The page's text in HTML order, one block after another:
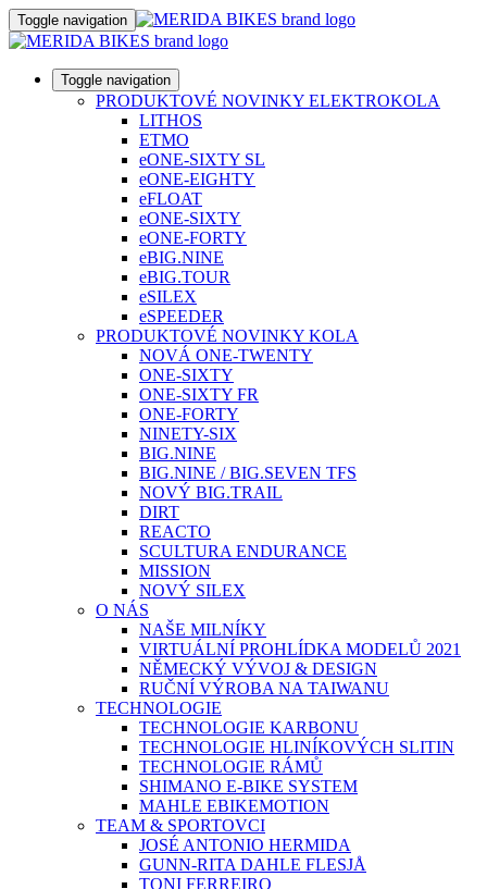
Toggle navigation
Toggle navigation
PRODUKTOVÉ NOVINKY ELEKTROKOLA
LITHOS
ETMO
eONE-SIXTY SL
eONE-EIGHTY
eFLOAT
eONE-SIXTY
eONE-FORTY
eBIG.NINE
eBIG.TOUR
eSILEX
eSPEEDER
PRODUKTOVÉ NOVINKY KOLA
NOVÁ ONE-TWENTY
ONE-SIXTY
ONE-SIXTY FR
ONE-FORTY
NINETY-SIX
BIG.NINE
BIG.NINE / BIG.SEVEN TFS
NOVÝ BIG.TRAIL
DIRT
REACTO
SCULTURA ENDURANCE
MISSION
NOVÝ SILEX
O NÁS
NAŠE MILNÍKY
VIRTUÁLNÍ PROHLÍDKA MODELŮ 2021
NĚMECKÝ VÝVOJ & DESIGN
RUČNÍ VÝROBA NA TAIWANU
TECHNOLOGIE
TECHNOLOGIE KARBONU
TECHNOLOGIE HLINÍKOVÝCH SLITIN
TECHNOLOGIE RÁMŮ
SHIMANO E-BIKE SYSTEM
MAHLE EBIKEMOTION
TEAM & SPORTOVCI
JOSÉ ANTONIO HERMIDA
GUNN-RITA DAHLE FLESJÅ
TONI FERREIRO